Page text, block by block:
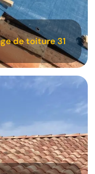
de toiture 31